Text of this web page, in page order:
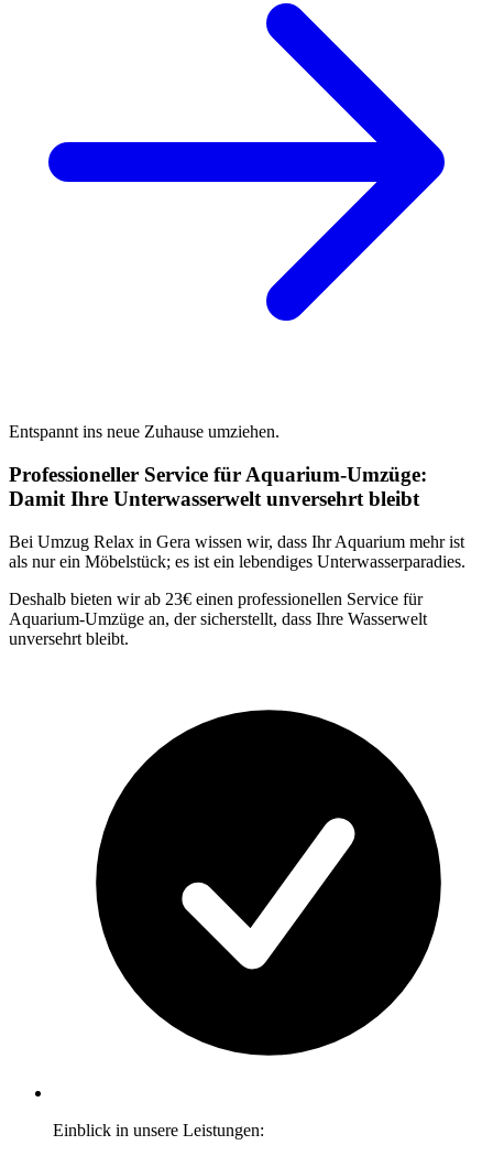
Entspannt ins neue Zuhause umziehen.
Professioneller Service für Aquarium-Umzüge:
Damit Ihre Unterwasserwelt unversehrt bleibt
Bei Umzug Relax in Gera wissen wir, dass Ihr Aquarium mehr ist
als nur ein Möbelstück; es ist ein lebendiges Unterwasserparadies.
Deshalb bieten wir ab 23€ einen professionellen Service für
Aquarium-Umzüge an, der sicherstellt, dass Ihre Wasserwelt
unversehrt bleibt.
Einblick in unsere Leistungen: